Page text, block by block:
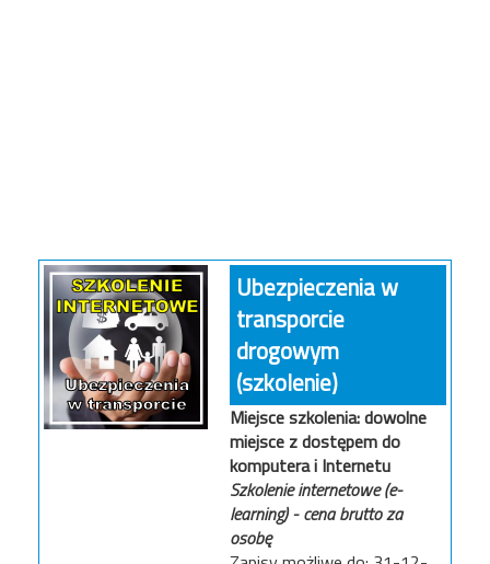
Ubezpieczenia w
transporcie
drogowym
(szkolenie)
Miejsce szkolenia: dowolne
miejsce z dostępem do
komputera i Internetu
Szkolenie internetowe (e-
learning) - cena brutto za
osobę